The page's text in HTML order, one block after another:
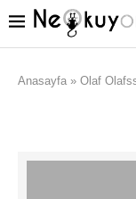
Anasayfa » Olaf